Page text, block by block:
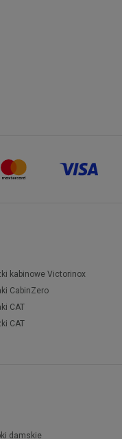
kabinowe Victorinox
CabinZero
CAT
CAT
damskie